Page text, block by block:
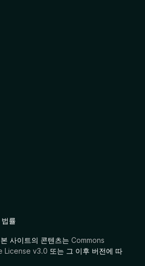
법률
사이트의 콘텐츠는 Commons
License v3.0 또는 그 이후 버전에 따